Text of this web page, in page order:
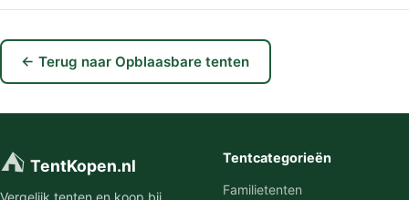
← Terug naar Opblaasbare tenten
⛺ TentKopen.nl Tentcategorieën
Familietenten